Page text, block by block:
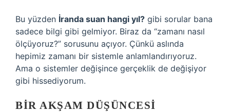
Bu yüzden İranda suan hangi yıl? gibi sorular bana
sadece bilgi gibi gelmiyor. Biraz da “zamanı nasıl
ölçüyoruz?” sorusunu açıyor. Çünkü aslında
hepimiz zamanı bir sistemle anlamlandırıyoruz.
Ama o sistemler değişince gerçeklik de değişiyor
gibi hissediyorum.
BIR AKŞAM DÜŞÜNCESI